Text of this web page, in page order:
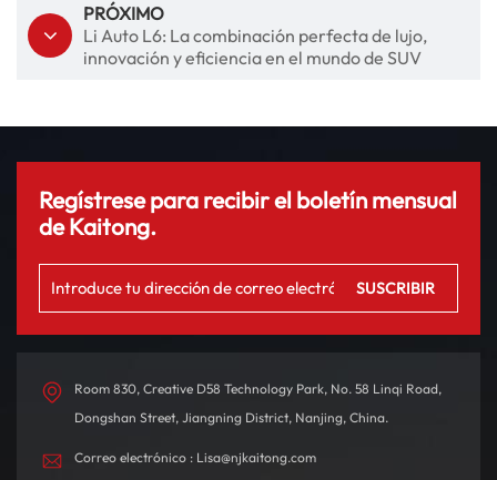
PRÓXIMO
Li Auto L6: La combinación perfecta de lujo,
innovación y eficiencia en el mundo de SUV
Regístrese para recibir el boletín mensual
de Kaitong.
Room 830, Creative D58 Technology Park, No. 58 Linqi Road,
Dongshan Street, Jiangning District, Nanjing, China.
Correo electrónico : Lisa@njkaitong.com